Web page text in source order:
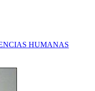
HUMANAS